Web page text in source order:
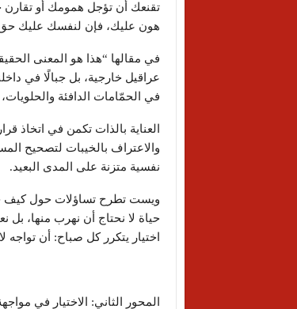
تقنعك أن تؤجل همومك أو تقارن
هون عليك، فإن لنفسك عليك حق
في مقالها “هذا هو المعنى
عراقيل خارجية، بل جبالًا في
في الحمّامات الدافئة
العناية بالذات تكمن في اتخاذ
والاعتراف بالخيبات لتصحيح
نفسية متزنة على المدى البعيد.
ويست تطرح تساؤلات حول كيف
حياة لا نحتاج أن نهرب منها،
اختيار يتكرر كل صباح: أن
المحور الثاني: الاختيار في